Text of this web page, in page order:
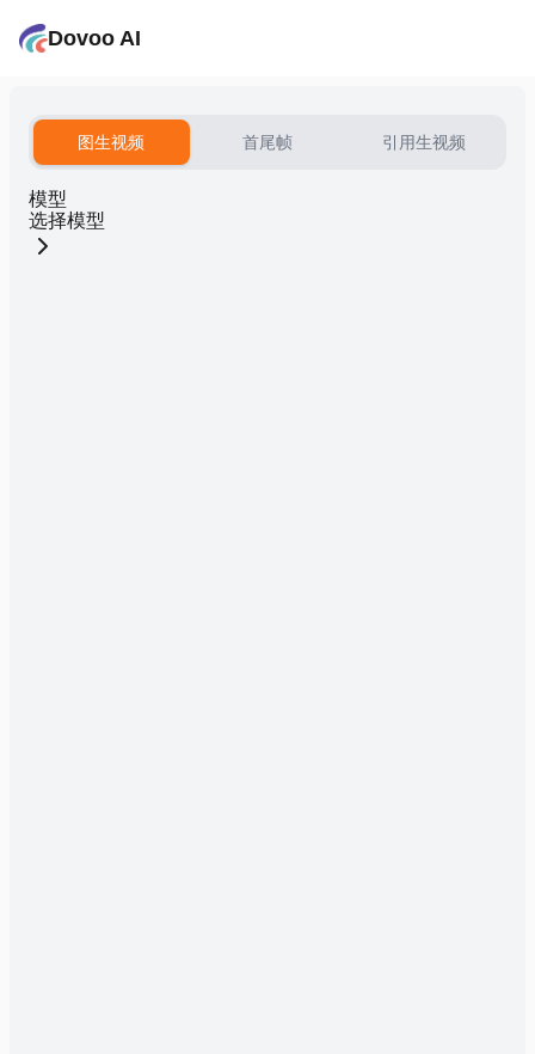
Dovoo AI
图生视频 首尾帧 引用生视频
模型
选择模型